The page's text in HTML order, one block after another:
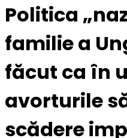
Politica
familie a
făcut ca în
avorturile
scădere